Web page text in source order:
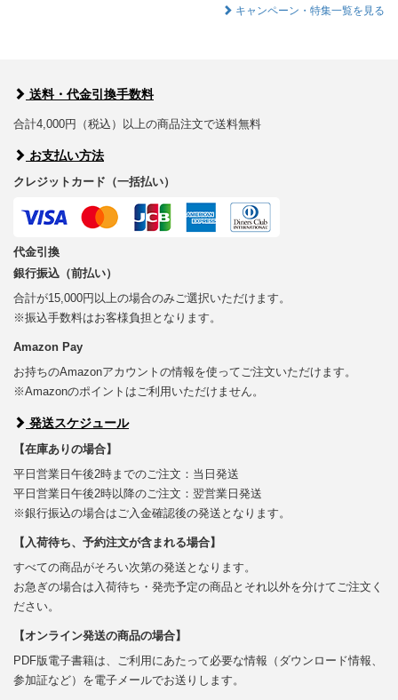
キャンペーン・特集一覧を見る
送料・代金引換手数料
合計4,000円（税込）以上の商品注文で送料無料
お支払い方法
クレジットカード（一括払い）
代金引換
銀行振込（前払い）
合計が15,000円以上の場合のみご選択いただけます。
※振込手数料はお客様負担となります。
Amazon Pay
お持ちのAmazonアカウントの情報を使ってご注文いただけます。
※Amazonのポイントはご利用いただけません。
発送スケジュール
【在庫ありの場合】
平日営業日午後2時までのご注文：当日発送
平日営業日午後2時以降のご注文：翌営業日発送
※銀行振込の場合はご入金確認後の発送となります。
【入荷待ち、予約注文が含まれる場合】
すべての商品がそろい次第の発送となります。
お急ぎの場合は入荷待ち・発売予定の商品とそれ以外を分けてご注文く
ださい。
【オンライン発送の商品の場合】
PDF版電子書籍は、ご利用にあたって必要な情報（ダウンロード情報、
参加証など）を電子メールでお送りします。